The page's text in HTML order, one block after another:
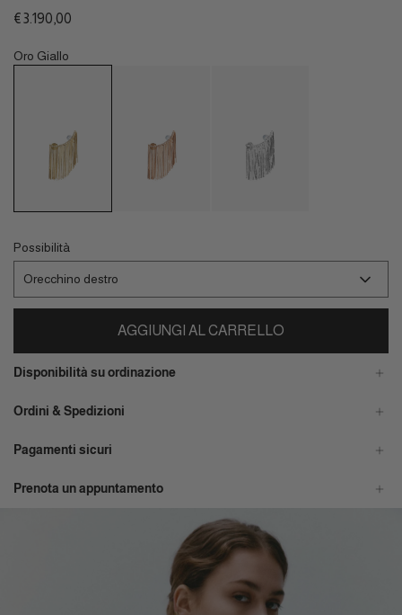
Prezzo
€3.190,00
Oro Giallo
Possibilità
Orecchino destro
AGGIUNGI AL CARRELLO
Disponibilità su ordinazione
Ordini & Spedizioni
Pagamenti sicuri
Prenota un appuntamento